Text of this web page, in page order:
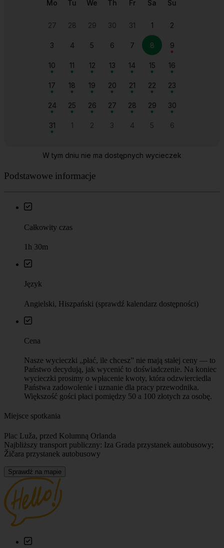
Podstawowe informacje
Całkowity czas
1h 30m
Język
Angielski, Hiszpański (sprawdź kalendarz dostępności)
Cena
Nasze wycieczki „płać, ile chcesz” nie mają stałej ceny — to
Państwo decydują, jak wycenić to doświadczenie. Na koniec
wycieczki prosimy o wpłacenie kwoty, która odzwierciedla
Państwa zadowolenie i uznanie dla pracy przewodnika.
Większość gości płaci pomiędzy 50 a 100 złotych za osobę.
Miejsce spotkania
Plac Luža, przed Kolumną Orlanda
Najbliższy transport publiczny: Iza Grada przystanek autobusowy;
Žičara przystanek autobusowy
Sprawdź na mapie